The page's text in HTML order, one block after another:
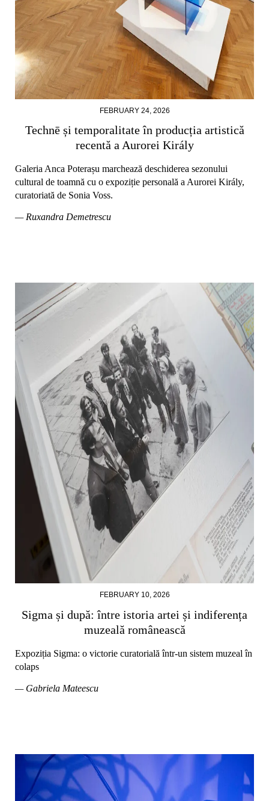
FEBRUARY 24, 2026
Technē și temporalitate în producția artistică
recentă a Aurorei Király
Galeria Anca Poterașu marchează deschiderea sezonului
cultural de toamnă cu o expoziție personală a Aurorei Király,
curatoriată de Sonia Voss.
— Ruxandra Demetrescu
FEBRUARY 10, 2026
Sigma și după: între istoria artei și indiferența
muzeală românească
Expoziția Sigma: o victorie curatorială într-un sistem muzeal în
colaps
— Gabriela Mateescu